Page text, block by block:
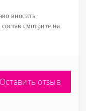
вносить
смотрите на
Оставить отзыв